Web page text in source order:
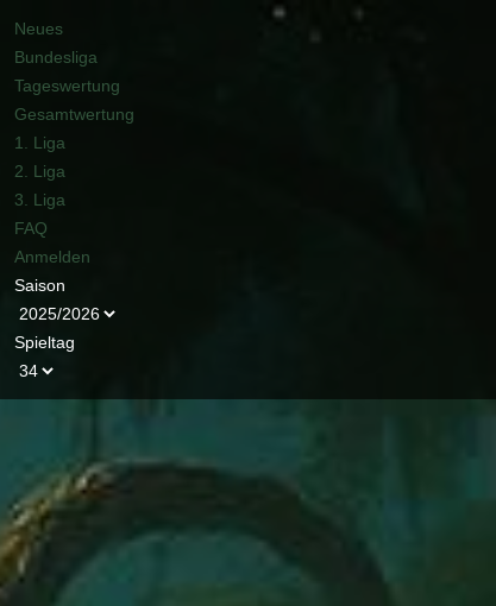
Neues
Bundesliga
Tageswertung
Gesamtwertung
1. Liga
2. Liga
3. Liga
FAQ
Anmelden
Saison
Spieltag